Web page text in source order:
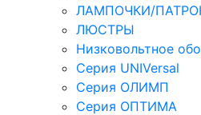
ЛАМПОЧКИ/
ЛЮСТРЫ
Низковольтное
Серия UNIVersal
Серия ОЛИМП
Серия ОПТИМА